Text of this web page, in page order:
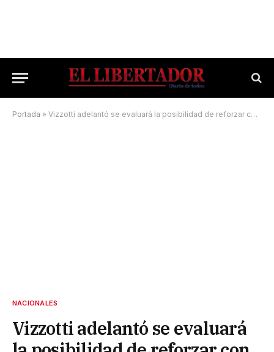
Portada » Vizzotti adelantó se evaluará la posibilidad de reforzar con terceras dosis en noviembre
NACIONALES
Vizzotti adelantó se evaluará